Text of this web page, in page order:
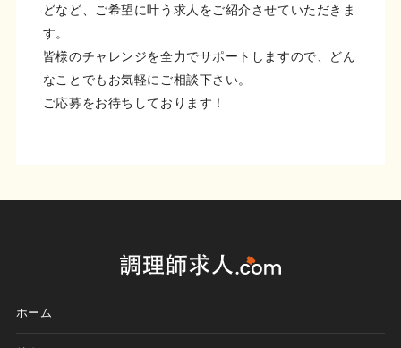
どなど、ご希望に叶う求人をご紹介させていただきま
す。
皆様のチャレンジを全力でサポートしますので、どん
なことでもお気軽にご相談下さい。
ご応募をお待ちしております！
ホーム